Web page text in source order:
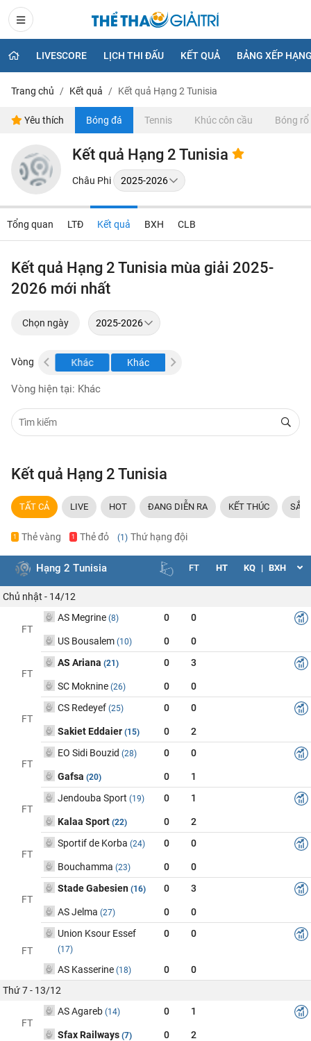
LIVESCORE LỊCH THI ĐẤU KẾT QUẢ BẢNG XẾP
Trang chủ Kết quả Kết quả Hạng 2 Tunisia
Yêu thích Bóng đá Tennis Khúc côn cầu Bóng rổ
Kết quả Hạng 2 Tunisia
Châu Phi
Tổng quan LTĐ Kết quả BXH CLB
Kết quả Hạng 2 Tunisia mùa giải 2025-
2026 mới nhất
Chọn ngày
Vòng
Khác Khác Khác
Vòng hiện tại: Khác
Kết quả Hạng 2 Tunisia
TẤT CẢ LIVE HOT ĐANG DIỄN RA KẾT THÚC SẮP
1 Thẻ vàng 1 Thẻ đỏ (1) Thứ hạng đội
Hạng 2 Tunisia FT HT KQ | BXH
Chủ nhật - 14/12
FT
AS Megrine (8) 0 0
US Bousalem (10) 0 0
FT
AS Ariana (21) 0 3
SC Moknine (26) 0 0
FT
CS Redeyef (25) 0 0
Sakiet Eddaier (15) 0 2
FT
EO Sidi Bouzid (28) 0 0
Gafsa (20) 0 1
FT
Jendouba Sport (19) 0 1
Kalaa Sport (22) 0 2
FT
Sportif de Korba (24) 0 0
Bouchamma (23) 0 0
FT
Stade Gabesien (16) 0 3
AS Jelma (27) 0 0
FT
Union Ksour Essef
(17)
0 0
AS Kasserine (18) 0
0
Thứ 7 - 13/12
FT
AS Agareb (14) 0 1
Sfax Railways (7) 0 2